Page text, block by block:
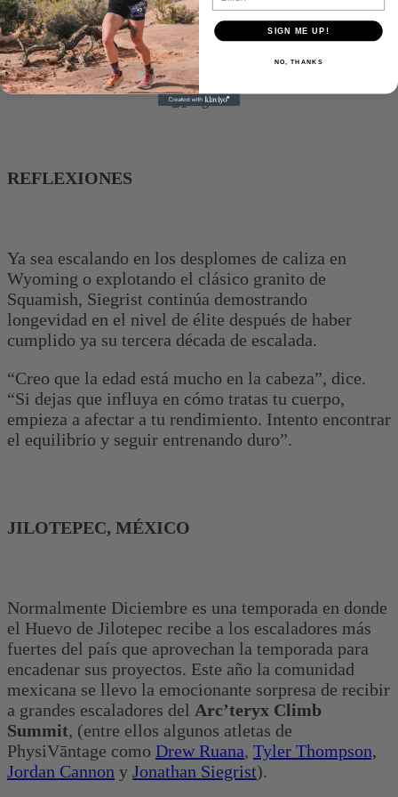
REFLEXIONES
Ya sea escalando en los desplomes de caliza en
Wyoming o explotando el clásico granito de
Squamish, Siegrist continúa demostrando
longevidad en el nivel de élite después de haber
cumplido ya su tercera década de escalada.
“Creo que la edad está mucho en la cabeza”, dice.
“Si dejas que influya en cómo tratas tu cuerpo,
empieza a afectar a tu rendimiento. Intento encontrar
el equilibrio y seguir entrenando duro”.
JILOTEPEC, MÉXICO
Normalmente Diciembre es una temporada en donde
el Huevo de Jilotepec recibe a los escaladores más
fuertes del país que aprovechan la temporada para
encadenar sus proyectos. Este año la comunidad
mexicana se llevo la emocionante sorpresa de recibir
a grandes escaladores del Arc’teryx Climb
Summit, (entre ellos algunos atletas de
PhysiVāntage como Drew Ruana, Tyler Thompson,
Jordan Cannon y Jonathan Siegrist).
SIGN ME UP!
NO, THANKS